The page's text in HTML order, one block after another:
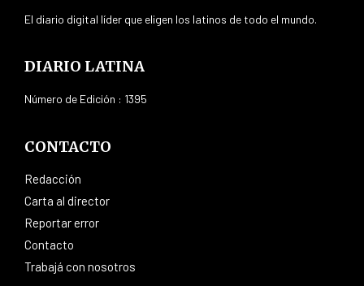
El diario digital líder que eligen los latinos de todo el mundo.
DIARIO LATINA
Número de Edición : 1395
CONTACTO
Redacción
Carta al director
Reportar error
Contacto
Trabajá con nosotros